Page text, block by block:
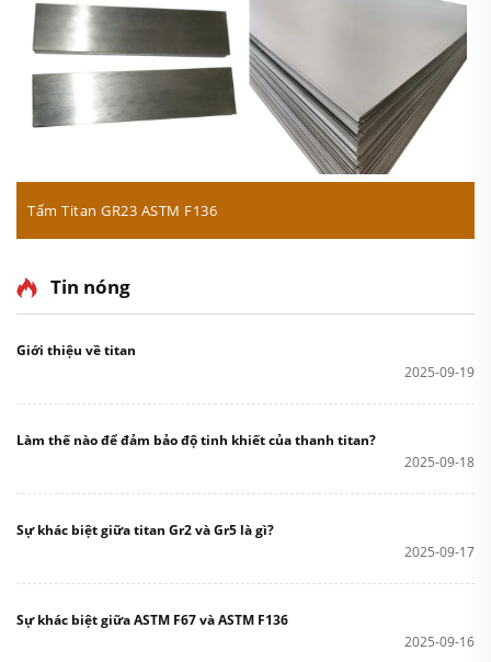
Tấm Titan GR23 ASTM F136
Tin nóng
Giới thiệu về titan
2025-09-19
Làm thế nào để đảm bảo độ tinh khiết của thanh titan?
2025-09-18
Sự khác biệt giữa titan Gr2 và Gr5 là gì?
2025-09-17
Sự khác biệt giữa ASTM F67 và ASTM F136
2025-09-16